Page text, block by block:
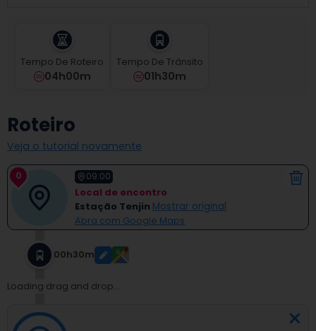
the
question
to
get
the
keyboard
shortcuts
for
changing
Tempo De Roteiro
04h00m
Tempo De Trânsito
01h30m
Roteiro
Veja o tutorial novamente
0 09:00
Local de encontro
Estação Tenjin Mostrar original
Abra com Google Maps
00h30m
Loading drag and drop...